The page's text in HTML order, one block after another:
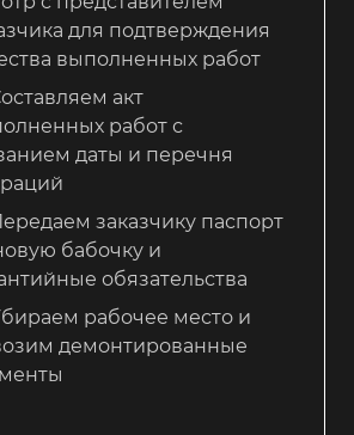
для подтверждения
выполненных работ
акт
работ с
даты и перечня
заказчику паспорт
бабочку и
обязательства
рабочее место и
демонтированные